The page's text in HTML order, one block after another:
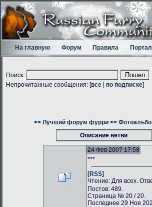
На главную Форум Правила Портал
Поиск:
Непрочитанные сообщения: [все по подписке]
<< Лучший форум фурри <<
Описание ветви
24 Фев 2007 17:58
***
[RSS]
Чтение: Для всех.
Постов: 489.
Страница № 20 / 20.
Последнее 29 Ноя